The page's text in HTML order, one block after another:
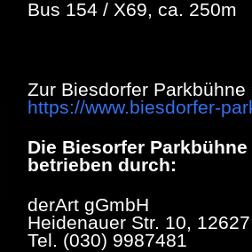
Bus 154 / X69, ca. 250m
Zur Biesdorfer Parkbühne
https://www.biesdorfer-
Die Biesorfer Parkbühne
betrieben durch:
derArt gGmbH
Heidenauer Str. 10,
Tel. (030) 9987481